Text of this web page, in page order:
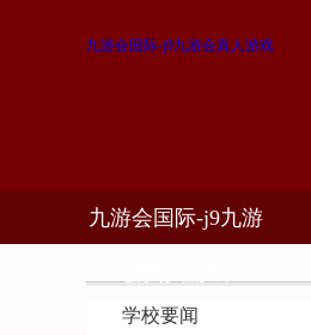
九游会国际-j9九游会真人游戏
九游会国际-j9九游
学校要闻